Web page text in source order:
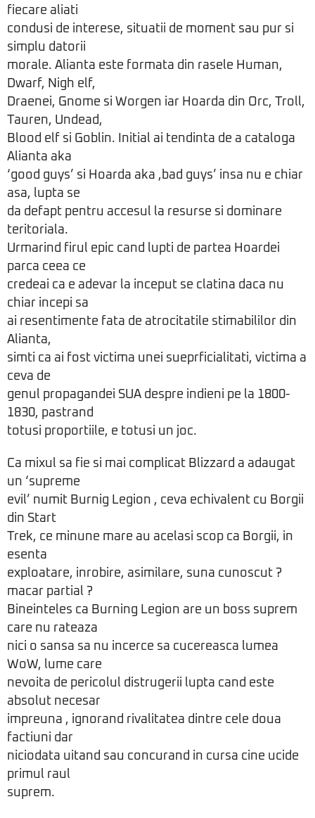
fiecare aliati
condusi de interese, situatii de moment sau pur si
simplu datorii
morale. Alianta este formata din rasele Human,
Dwarf, Nigh elf,
Draenei, Gnome si Worgen iar Hoarda din Orc, Troll,
Tauren, Undead,
Blood elf si Goblin. Initial ai tendinta de a cataloga
Alianta aka
‘good guys’ si Hoarda aka ,bad guys’ insa nu e chiar
asa, lupta se
da defapt pentru accesul la resurse si dominare
teritoriala.
Urmarind firul epic cand lupti de partea Hoardei
parca ceea ce
credeai ca e adevar la inceput se clatina daca nu
chiar incepi sa
ai resentimente fata de atrocitatile stimabililor din
Alianta,
simti ca ai fost victima unei sueprficialitati, victima a
ceva de
genul propagandei SUA despre indieni pe la 1800-
1830, pastrand
totusi proportiile, e totusi un joc.
Ca mixul sa fie si mai complicat Blizzard a adaugat
un ‘supreme
evil’ numit Burnig Legion , ceva echivalent cu Borgii
din Start
Trek, ce minune mare au acelasi scop ca Borgii, in
esenta
exploatare, inrobire, asimilare, suna cunoscut ?
macar partial ?
Bineinteles ca Burning Legion are un boss suprem
care nu rateaza
nici o sansa sa nu incerce sa cucereasca lumea
WoW, lume care
nevoita de pericolul distrugerii lupta cand este
absolut necesar
impreuna , ignorand rivalitatea dintre cele doua
factiuni dar
niciodata uitand sau concurand in cursa cine ucide
primul raul
suprem.